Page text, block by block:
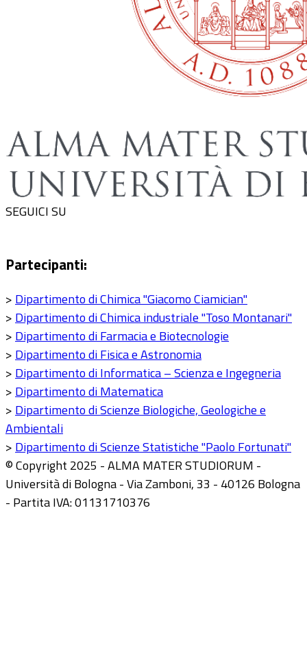
SEGUICI SU
Partecipanti:
>Dipartimento di Chimica "Giacomo Ciamician"
>Dipartimento di Chimica industriale "Toso Montanari"
>Dipartimento di Farmacia e Biotecnologie
>Dipartimento di Fisica e Astronomia
>Dipartimento di Informatica – Scienza e Ingegneria
>Dipartimento di Matematica
>Dipartimento di Scienze Biologiche, Geologiche e
Ambientali
>Dipartimento di Scienze Statistiche "Paolo Fortunati"
© Copyright 2025 - ALMA MATER STUDIORUM -
Università di Bologna - Via Zamboni, 33 - 40126 Bologna
- Partita IVA: 01131710376